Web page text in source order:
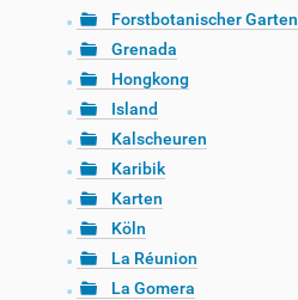
Forstbotanischer Garten
Grenada
Hongkong
Island
Kalscheuren
Karibik
Karten
Köln
La Réunion
La Gomera